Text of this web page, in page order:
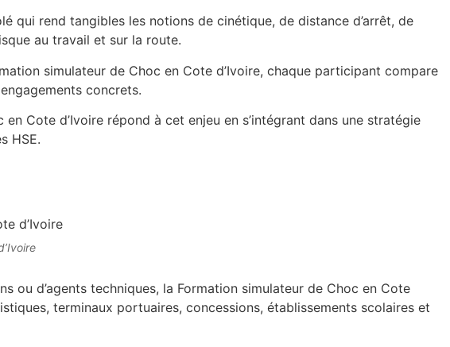
qui rend tangibles les notions de cinétique, de distance d’arrêt, de
au travail et sur la route.
simulateur de Choc en Cote d’Ivoire, chaque participant compare
concrets.
Cote d’Ivoire répond à cet enjeu en s’intégrant dans une stratégie
HSE.
ou d’agents techniques, la Formation simulateur de Choc en Cote
terminaux portuaires, concessions, établissements scolaires et